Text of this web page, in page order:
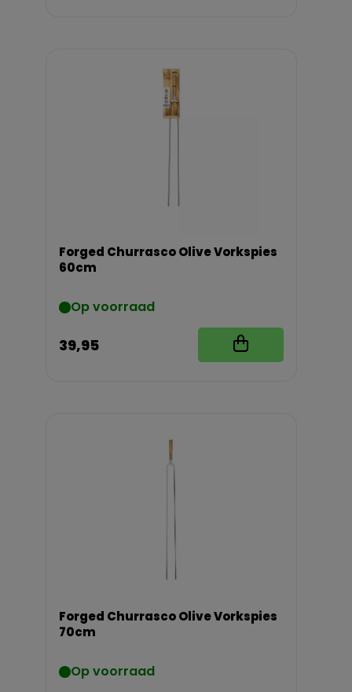
Forged Churrasco Olive Vorkspies
60cm
Op voorraad
39,95
Forged Churrasco Olive Vorkspies
70cm
Op voorraad